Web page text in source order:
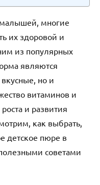
малышей, многие
их здоровой и
из популярных
являются
но и
витаминов и
и развития
как выбрать,
детское пюре в
советами